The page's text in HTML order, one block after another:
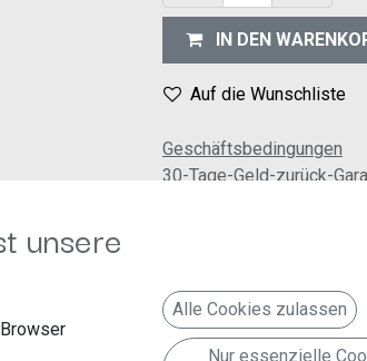
IN DEN
Auf die Wunschliste
Geschäftsbedingungen
30-Tage-Geld-zurück-
Ausstattung
unsere
Alle Cookies zulassen
Nur essenzielle